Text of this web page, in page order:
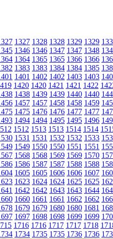
1327 1328 1328 1329 1329
1346 1346 1347 1347 1348
1364 1365 1365 1366 1366
1383 1383 1384 1384 1385
1401 1402 1402 1403 1403
1420 1420 1421 1421 1422
1438 1439 1439 1440 1440
1457 1457 1458 1458 1459
1475 1476 1476 1477 1477
1494 1494 1495 1495 1496
1512 1513 1513 1514 1514
1531 1531 1532 1532 1533
1549 1550 1550 1551 1551
1568 1568 1569 1569 1570
1586 1587 1587 1588 1588
1605 1605 1606 1606 1607
1623 1624 1624 1625 1625
1642 1642 1643 1643 1644
1660 1661 1661 1662 1662
1679 1679 1680 1680 1681
1697 1698 1698 1699 1699
1716 1716 1717 1717 1718
1734 1735 1735 1736 1736